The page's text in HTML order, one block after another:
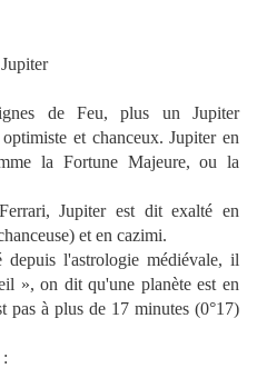
de Feu, plus un Jupiter
et chanceux. Jupiter en
la Fortune Majeure, ou la
Jupiter est dit exalté en
et en cazimi.
l'astrologie médiévale, il
», on dit qu'une planète est en
pas à plus de 17 minutes (0°17)